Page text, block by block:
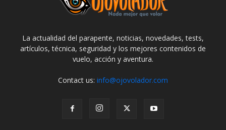
La actualidad del parapente, noticias, novedades, tests,
artículos, técnica, seguridad y los mejores contenidos de
vuelo, acción y aventura.
Contact us: info@ojovolador.com